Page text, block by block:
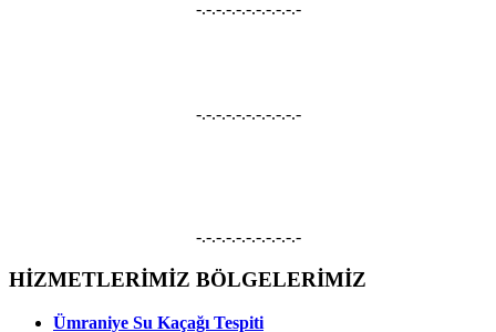
-.-.-.-.-.-.-.-.-.-.-
-.-.-.-.-.-.-.-.-.-.-
-.-.-.-.-.-.-.-.-.-.-
HİZMETLERİMİZ BÖLGELERİMİZ
Ümraniye Su Kaçağı Tespiti